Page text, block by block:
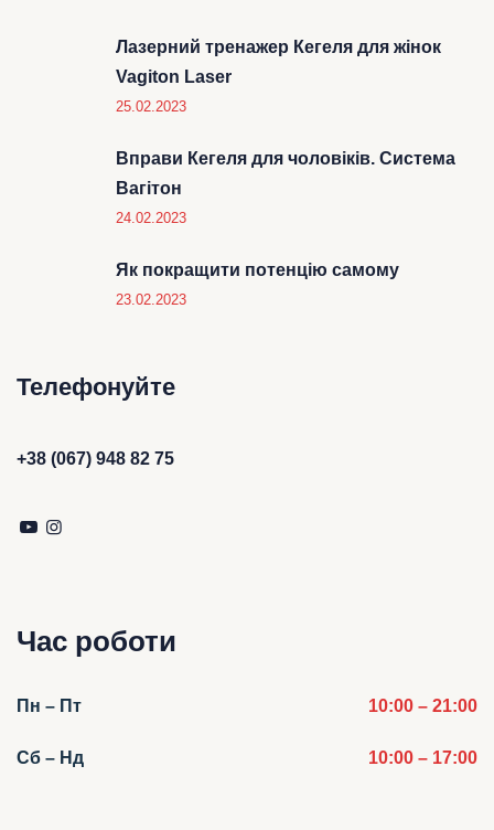
Лазерний тренажер Кегеля для жінок
Vagiton Laser
25.02.2023
Вправи Кегеля для чоловіків. Система
Вагітон
24.02.2023
Як покращити потенцію самому
23.02.2023
Телефонуйте
+38 (067) 948 82 75
Час роботи
Пн – Пт 10:00 – 21:00
Сб – Нд 10:00 – 17:00